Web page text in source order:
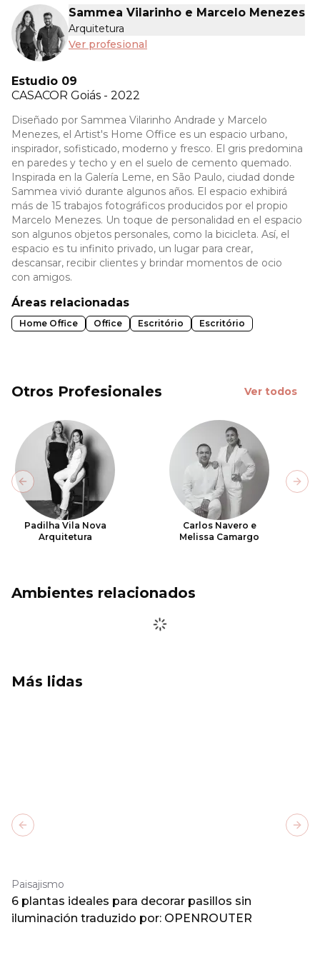
Sammea Vilarinho e Marcelo Menezes
Arquitetura
Ver profesional
Estudio 09
CASACOR Goiás - 2022
Diseñado por Sammea Vilarinho Andrade y Marcelo
Menezes, el Artist's Home Office es un espacio urbano,
inspirador, sofisticado, moderno y fresco. El gris predomina
en paredes y techo y en el suelo de cemento quemado.
Inspirada en la Galería Leme, en São Paulo, ciudad donde
Sammea vivió durante algunos años. El espacio exhibirá
más de 15 trabajos fotográficos producidos por el propio
Marcelo Menezes. Un toque de personalidad en el espacio
son algunos objetos personales, como la bicicleta. Así, el
espacio es tu infinito privado, un lugar para crear,
descansar, recibir clientes y brindar momentos de ocio
con amigos.
Áreas relacionadas
Home Office Office Escritório Escritório
Otros Profesionales Ver todos
Padilha Vila Nova
Arquitetura
Carlos Navero e
Melissa Camargo
Previous slide
Ambientes relacionados
Más lidas
Paisajismo
6 plantas ideales para decorar pasillos sin
iluminación traduzido por: OPENROUTER
Previous slide